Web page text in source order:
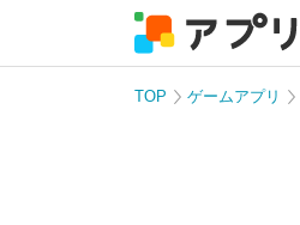
TOP ゲームアプリ